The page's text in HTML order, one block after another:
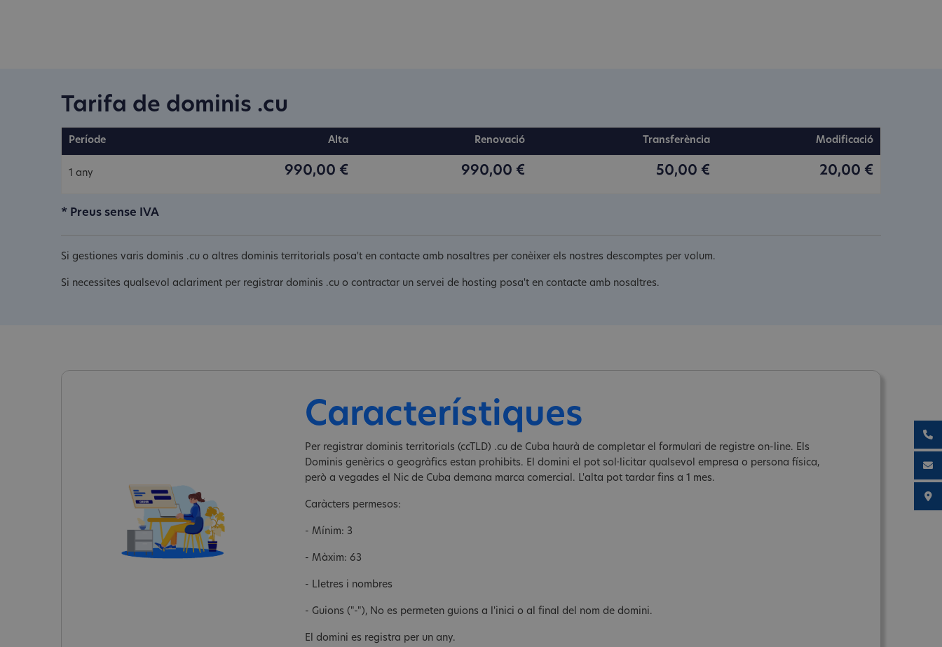
Tarifa de dominis .cu
Període Alta Renovació Transferència Modificació
1 any 990,00 € 990,00 € 50,00 € 20,00 €
* Preus sense IVA
Si gestiones varis dominis .cu o altres dominis territorials posa't en contacte amb nosaltres per conèixer els nostres descomptes per volum.
Si necessites qualsevol aclariment per registrar dominis .cu o contractar un servei de hosting posa't en contacte amb nosaltres.
Característiques
Per registrar dominis territorials (ccTLD) .cu de Cuba haurà de completar el formulari de registre on-line. Els
Dominis genèrics o geogràfics estan prohibits. El domini el pot sol·licitar qualsevol empresa o persona física,
però a vegades el Nic de Cuba demana marca comercial. L'alta pot tardar fins a 1 mes.
Caràcters permesos:
- Mínim: 3
- Màxim: 63
- Lletres i nombres
- Guions ("-"), No es permeten guions a l'inici o al final del nom de domini.
El domini es registra per un any.